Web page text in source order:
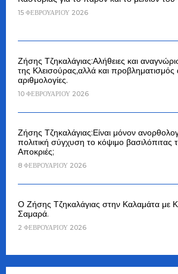
15 ΦΕΒΡΟΥΑΡΊΟΥ 2026
Ζήσης Τζηκαλάγιας:Αλήθειες και
της Κλεισούρας,αλλά και
αριθμολογίες.
10 ΦΕΒΡΟΥΑΡΊΟΥ 2026
Ζήσης Τζηκαλάγιας:Είναι μόνον
πολιτική σύγχυση το κόψιμο βασιλόπιτας
Αποκριές;
8 ΦΕΒΡΟΥΑΡΊΟΥ 2026
Ο Ζήσης Τζηκαλάγιας στην Καλαμάτα με
Σαμαρά.
2 ΦΕΒΡΟΥΑΡΊΟΥ 2026